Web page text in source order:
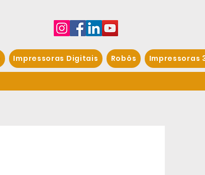
Impressoras Digitais Robôs Impressoras